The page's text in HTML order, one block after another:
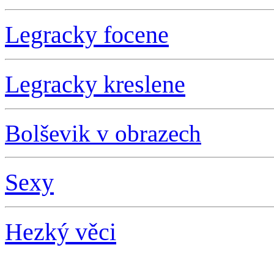
Legracky focene
Legracky kreslene
Bolševik v obrazech
Sexy
Hezký věci